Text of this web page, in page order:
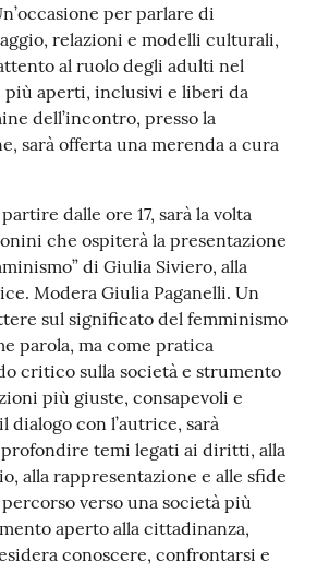
per parlare di
relazioni e modelli culturali,
al ruolo degli adulti nel
aperti, inclusivi e liberi da
dell’incontro, presso la
sarà offerta una merenda a cura
dalle ore 17, sarà la volta
che ospiterà la presentazione
di Giulia Siviero, alla
Modera Giulia Paganelli. Un
sul significato del femminismo
parola, ma come pratica
critico sulla società e strumento
più giuste, consapevoli e
dialogo con l’autrice, sarà
temi legati ai diritti, alla
alla rappresentazione e alle sfide
verso una società più
aperto alla cittadinanza,
conoscere, confrontarsi e